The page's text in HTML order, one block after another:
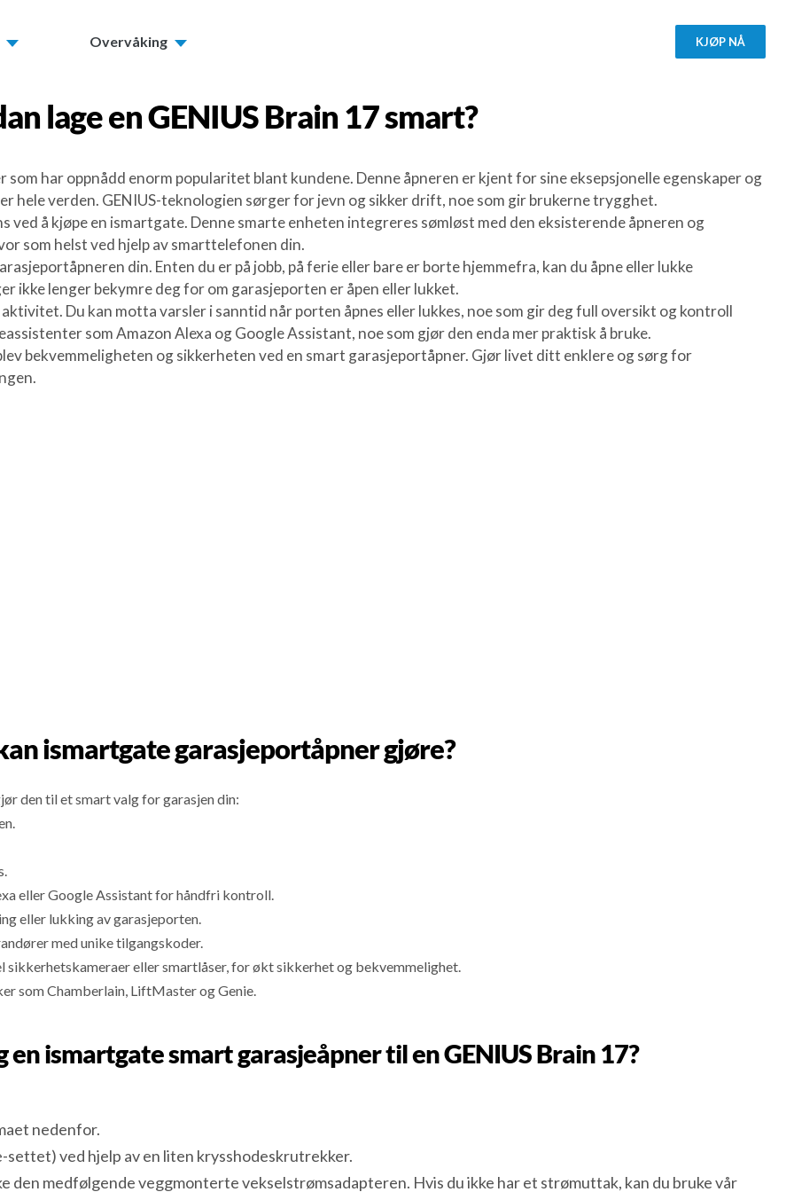
Overvåking KJØP NÅ
lage enGENIUS Brain 17smart?
har oppnådd enorm popularitet blant kundene. Denne åpneren er kjent for sine eksepsjonelle egenskaper og
hele verden. GENIUS-teknologien sørger for jevn og sikker drift, noe som gir brukerne trygghet.
ved å kjøpe en ismartgate. Denne smarte enheten integreres sømløst med den eksisterende åpneren og
som helst ved hjelp av smarttelefonen din.
din. Enten du er på jobb, på ferie eller bare er borte hjemmefra, kan du åpne eller lukke
ikke lenger bekymre deg for om garasjeporten er åpen eller lukket.
Du kan motta varsler i sanntid når porten åpnes eller lukkes, noe som gir deg full oversikt og kontroll
som Amazon Alexa og Google Assistant, noe som gjør den enda mer praktisk å bruke.
bekvemmeligheten og sikkerheten ved en smart garasjeportåpner. Gjør livet ditt enklere og sørg for
ismartgate garasjeportåpner gjøre?
den til et smart valg for garasjen din:
eller Google Assistant for håndfri kontroll.
eller lukking av garasjeporten.
med unike tilgangskoder.
sikkerhetskameraer eller smartlåser, for økt sikkerhet og bekvemmelighet.
som Chamberlain, LiftMaster og Genie.
ismartgate smart garasjeåpner til en GENIUS Brain 17?
nedenfor.
ved hjelp av en liten krysshodeskrutrekker.
den medfølgende veggmonterte vekselstrømsadapteren. Hvis du ikke har et strømuttak, kan du bruke vår